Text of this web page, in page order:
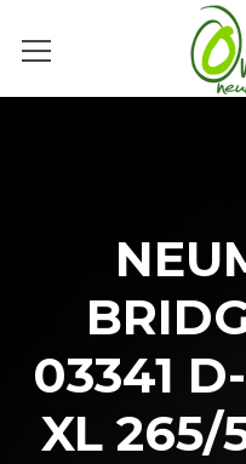
03341
XL 265/